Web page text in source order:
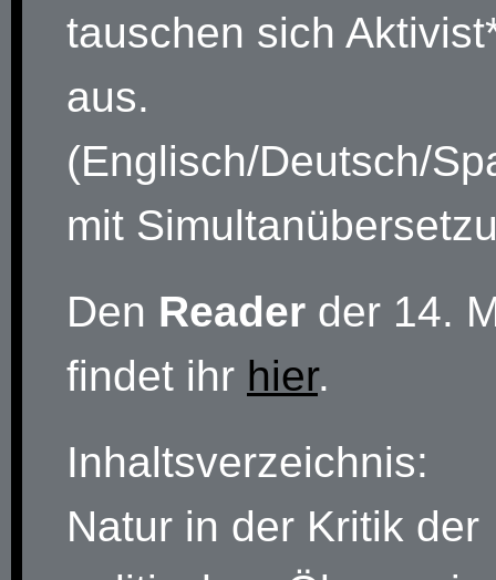
tauschen sich
aus.
(Englisch/Deutsch/
mit
Den Reader der 14.
findet ihr hier.
Inhaltsverzeichnis:
Natur in der Kritik der